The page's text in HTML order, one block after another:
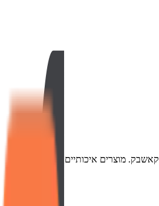
גלו את וואלה טורס עם 0.8% קאשבק. מוצרים איכותיים ועוד חיסכון על